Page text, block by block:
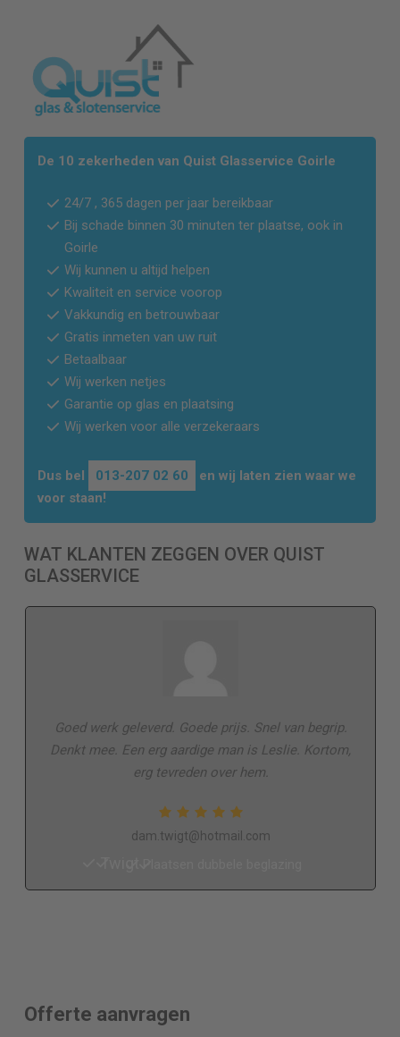
De 10 zekerheden van Quist Glasservice Goirle
24/7 , 365 dagen per jaar bereikbaar
Bij schade binnen 30 minuten ter plaatse, ook in
Goirle
Wij kunnen u altijd helpen
Kwaliteit en service voorop
Vakkundig en betrouwbaar
Gratis inmeten van uw ruit
Betaalbaar
Wij werken netjes
Garantie op glas en plaatsing
Wij werken voor alle verzekeraars
Dus bel 013-207 02 60
en wij laten zien waar we
voor staan!
WAT KLANTEN ZEGGEN OVER QUIST
GLASSERVICE
Goed werk geleverd. Goede prijs. Snel van begrip.
Denkt mee. Een erg aardige man is Leslie. Kortom,
erg tevreden over hem.
dam.twigt@hotmail.com
Offerte aanvragen